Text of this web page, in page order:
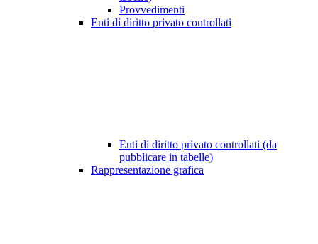
Provvedimenti
Enti di diritto privato controllati
Enti di diritto privato controllati (da
pubblicare in tabelle)
Rappresentazione grafica